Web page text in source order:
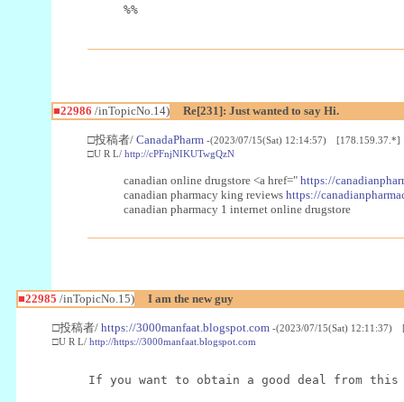
%%
■22986 /inTopicNo.14) Re[231]: Just wanted to say Hi.
□投稿者/ CanadaPharm -(2023/07/15(Sat) 12:14:57) [178.159.37.*]
□U R L/ http://cPFnjNIKUTwgQzN
canadian online drugstore <a href=" https://
canadian pharmacy king reviews https://
canadian pharmacy 1 internet online drugstore
■22985 /inTopicNo.15) I am the new guy
□投稿者/ https://3000manfaat.blogspot.com -(2023/07/15(Sat) 12:11:37)
□U R L/ http://https://3000manfaat.blogspot.com
If you want to obtain a good deal from this